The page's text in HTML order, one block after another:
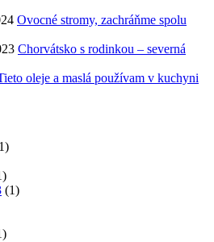
Ovocné stromy, zachráňme spolu
Chorvátsko s rodinkou – severná
oleje a maslá používam v kuchyni
(1)